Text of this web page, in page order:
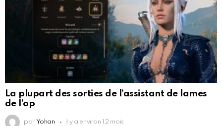
La plupart des sorties de l’assistant de lames
de l’op
par Yohan il y a environ 12 mois